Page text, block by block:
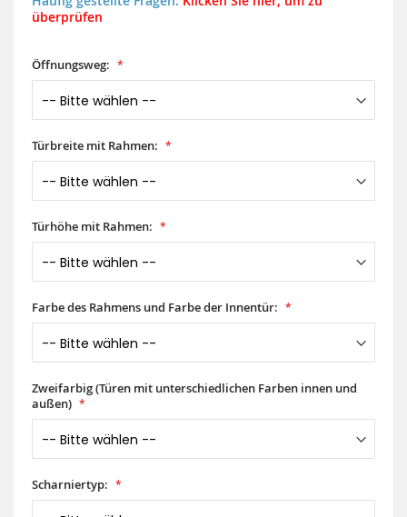
überprüfen
Öffnungsweg:
Türbreite mit Rahmen:
Türhöhe mit Rahmen:
Farbe des Rahmens und Farbe der Innentür:
Zweifarbig (Türen mit unterschiedlichen Farben innen und
außen)
Scharniertyp: